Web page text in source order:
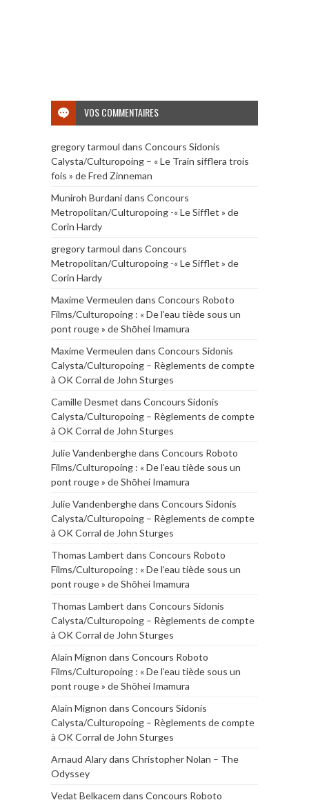
VOS COMMENTAIRES
gregory tarmoul dans Concours Sidonis
Calysta/Culturopoing – « Le Train sifflera trois
fois » de Fred Zinneman
Muniroh Burdanidans Concours
Metropolitan/Culturopoing -« Le Sifflet » de
Corin Hardy
gregory tarmoul dans Concours
Metropolitan/Culturopoing -« Le Sifflet » de
Corin Hardy
Maxime Vermeulen dans Concours Roboto
Films/Culturopoing : « De l’eau tiède sous un
pont rouge » de Shōhei Imamura
Maxime Vermeulen dans Concours Sidonis
Calysta/Culturopoing – Règlements de compte
à OK Corral de John Sturges
Camille Desmet dans Concours Sidonis
Calysta/Culturopoing – Règlements de compte
à OK Corral de John Sturges
Julie Vandenberghedans Concours Roboto
Films/Culturopoing : « De l’eau tiède sous un
pont rouge » de Shōhei Imamura
Julie Vandenberghedans Concours Sidonis
Calysta/Culturopoing – Règlements de compte
à OK Corral de John Sturges
Thomas Lambert dans Concours Roboto
Films/Culturopoing : « De l’eau tiède sous un
pont rouge » de Shōhei Imamura
Thomas Lambert dans Concours Sidonis
Calysta/Culturopoing – Règlements de compte
à OK Corral de John Sturges
Alain Mignon dans Concours Roboto
Films/Culturopoing : « De l’eau tiède sous un
pont rouge » de Shōhei Imamura
Alain Mignon dans Concours Sidonis
Calysta/Culturopoing – Règlements de compte
à OK Corral de John Sturges
Arnaud Alarydans Christopher Nolan – The
Odyssey
Vedat Belkacem dans Concours Roboto